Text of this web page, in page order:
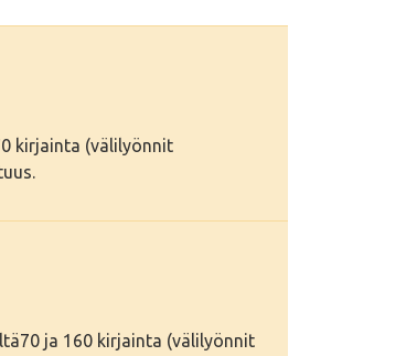
kirjainta (välilyönnit
ja 160 kirjainta (välilyönnit